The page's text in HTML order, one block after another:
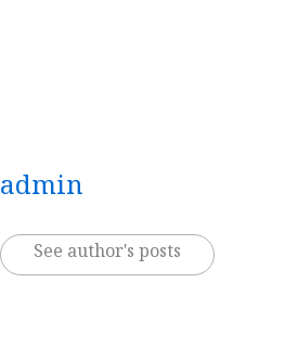
admin
See author's posts